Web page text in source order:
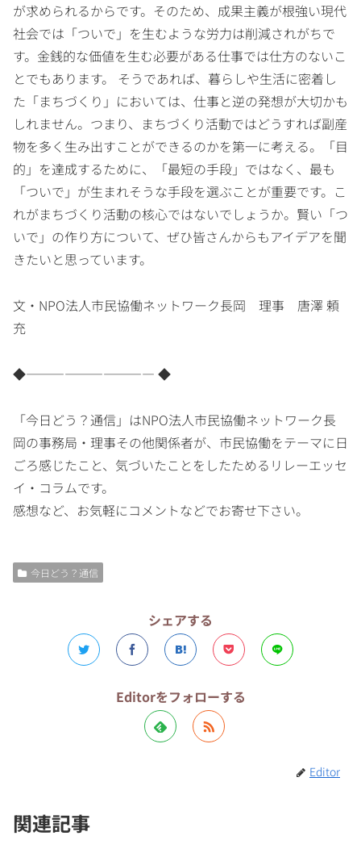
が求められるからです。そのため、成果主義が根強い現代
社会では「ついで」を生むような労力は削減されがちで
す。金銭的な価値を生む必要がある仕事では仕方のないこ
とでもあります。 そうであれば、暮らしや生活に密着し
た「まちづくり」においては、仕事と逆の発想が大切かも
しれません。つまり、まちづくり活動ではどうすれば副産
物を多く生み出すことができるのかを第一に考える。「目
的」を達成するために、「最短の手段」ではなく、最も
「ついで」が生まれそうな手段を選ぶことが重要です。こ
れがまちづくり活動の核心ではないでしょうか。賢い「つ
いで」の作り方について、ぜひ皆さんからもアイデアを聞
きたいと思っています。
文・NPO法人市民協働ネットワーク長岡 理事 唐澤 頼
充
◆―――――――――― ◆
「今日どう？通信」はNPO法人市民協働ネットワーク長
岡の事務局・理事その他関係者が、市民協働をテーマに日
ごろ感じたこと、気づいたことをしたためるリレーエッセ
イ・コラムです。
感想など、お気軽にコメントなどでお寄せ下さい。
今日どう？通信
シェアする
Editorをフォローする
Editor
関連記事